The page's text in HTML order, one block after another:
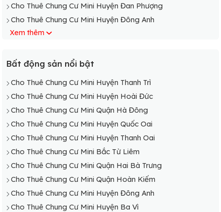
Cho Thuê Chung Cư Mini Huyện Đan Phượng
Cho Thuê Chung Cư Mini Huyện Đông Anh
Cho Thuê Chung Cư Mini Huyện Gia Lâm
Cho Thuê Chung Cư Mini Huyện Mê Linh
Cho Thuê Chung Cư Mini Huyện Phú Xuyên
Cho Thuê Chung Cư Mini Huyện Phúc Thọ
Cho Thuê Chung Cư Mini Huyện Quốc Oai
Cho Thuê Chung Cư Mini Huyện Sóc Sơn
Cho Thuê Chung Cư Mini Huyện Thạch Thất
Cho Thuê Chung Cư Mini Huyện Thanh Oai
Cho Thuê Chung Cư Mini Huyện Thanh Trì
Cho Thuê Chung Cư Mini Huyện Thường Tín
Cho Thuê Chung Cư Mini Huyện Ứng Hòa
Xem thêm
Bất động sản nổi bật
Cho Thuê Chung Cư Mini Huyện Thanh Trì
Cho Thuê Chung Cư Mini Huyện Hoài Đức
Cho Thuê Chung Cư Mini Quận Hà Đông
Cho Thuê Chung Cư Mini Huyện Quốc Oai
Cho Thuê Chung Cư Mini Huyện Thanh Oai
Cho Thuê Chung Cư Mini Bắc Từ Liêm
Cho Thuê Chung Cư Mini Quận Hai Bà Trưng
Cho Thuê Chung Cư Mini Quận Hoàn Kiếm
Cho Thuê Chung Cư Mini Huyện Đông Anh
Cho Thuê Chung Cư Mini Huyện Ba Vì